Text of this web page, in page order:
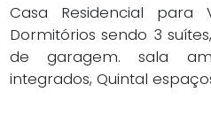
Casa Residencial
Dormitórios sendo 3
de garagem. sala
integrados, Quintal